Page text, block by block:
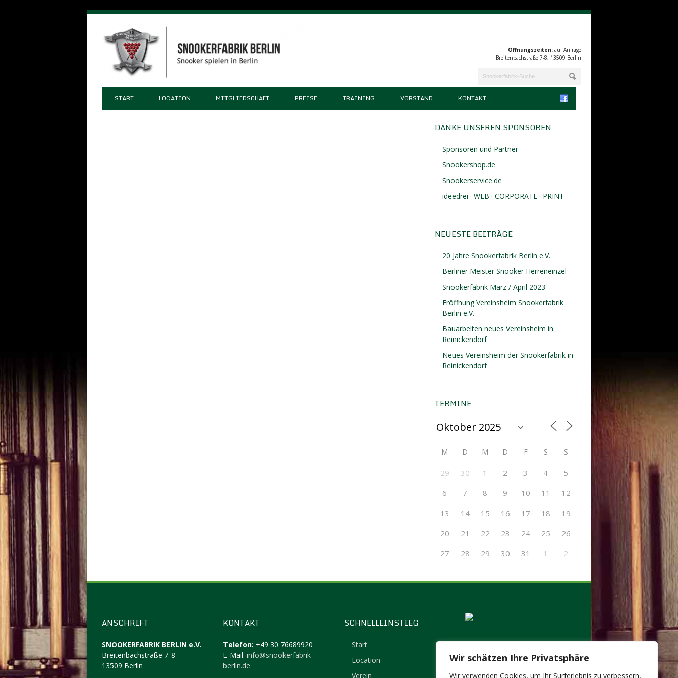
Wir schätzen Ihre Privatsphäre
Wir verwenden Cookies, um Ihr Surferlebnis zu verbessern,
Öffnungszeiten: auf Anfrage
Breitenbachstraße 7-8, 13509 Berlin
START LOCATION MITGLIEDSCHAFT PREISE TRAINING VORSTAND KONTAKT
DANKE UNSEREN SPONSOREN
Sponsoren und Partner
Snookershop.de
Snookerservice.de
ideedrei · WEB · CORPORATE · PRINT
NEUESTE BEITRÄGE
20 Jahre Snookerfabrik Berlin e.V.
Berliner Meister Snooker Herreneinzel
Snookerfabrik März / April 2023
Eröffnung Vereinsheim Snookerfabrik
Berlin e.V.
Bauarbeiten neues Vereinsheim in
Reinickendorf
Neues Vereinsheim der Snookerfabrik in
Reinickendorf
TERMINE
M D M D F S S
29 30 1 2 3 4
5
6
7 8 9 10 11
12
13
14 15 16 17 18
19
20
21 22 23 24 25
26
27
28 29 30 31 1 2
ANSCHRIFT
SNOOKERFABRIK BERLIN e.V.
Breitenbachstraße 7-8
13509 Berlin
KONTAKT
Telefon: +49 30 76689920
E-Mail: info@snookerfabrik-
berlin.de
SCHNELLEINSTIEG
Start
Location
Verein